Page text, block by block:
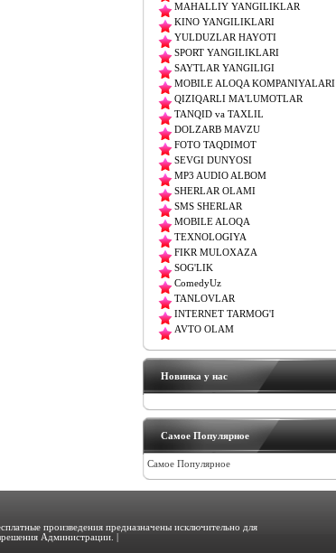
MAHALLIY YANGILIKLAR
KINO YANGILIKLARI
YULDUZLAR HAYOTI
SPORT YANGILIKLARI
SAYTLAR YANGILIGI
MOBILE ALOQA KOMPANIYALARI
QIZIQARLI MA'LUMOTLAR
TANQID va TAXLIL
DOLZARB MAVZU
FOTO TAQDIMOT
SEVGI DUNYOSI
MP3 AUDIO ALBOM
SHERLAR OLAMI
SMS SHERLAR
MOBILE ALOQA
TEXNOLOGIYA
FIKR MULOXAZA
SOG'LIK
ComedyUz
TANLOVLAR
INTERNET TARMOG'I
AVTO OLAM
Новинка у нас
Самое Популярное
Самое Популярное
произведения предназначены исключительно для
Администрации. |